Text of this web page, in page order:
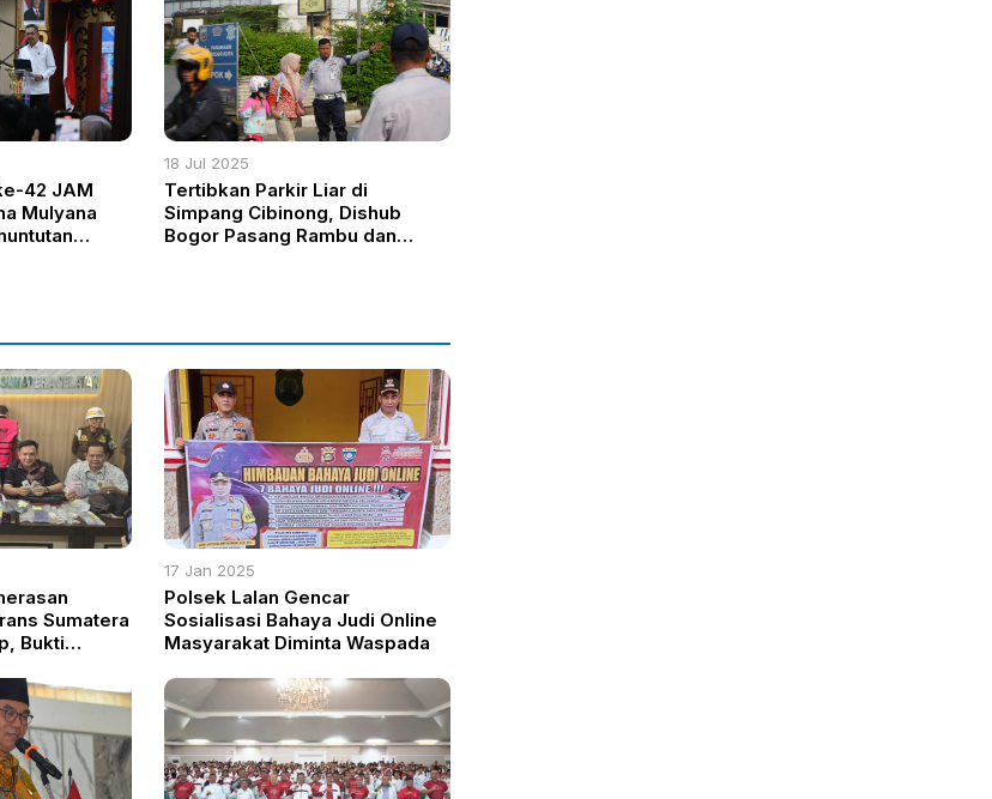
42 JAM
Mulyana
18 Jul 2025
Tertibkan Parkir Liar di
Simpang Cibinong, Dishub
Bogor Pasang Rambu dan
Sumatera
Bukti
17 Jan 2025
Polsek Lalan Gencar
Sosialisasi Bahaya Judi Online
Masyarakat Diminta Waspada